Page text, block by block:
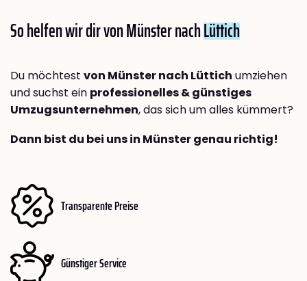
So helfen wir dir von Münster nachLüttich
Du möchtest von Münster nach Lüttich umziehen
und suchst ein professionelles & günstiges
Umzugsunternehmen, das sich um alles kümmert?
Dann bist du bei uns in Münster genau richtig!
Transparente Preise
Günstiger Service